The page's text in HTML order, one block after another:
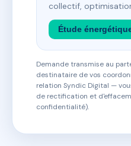
collectif,
Étude
Demande transmise au
destinataire de vos
relation Syndic Digital —
de rectification et
confidentialité).